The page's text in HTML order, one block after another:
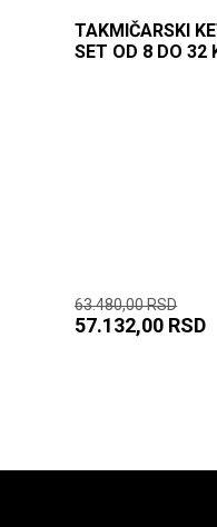
TAKMIČARSKI
SET OD 8 DO 32
63.480,00RSD
57.132,00 RSD